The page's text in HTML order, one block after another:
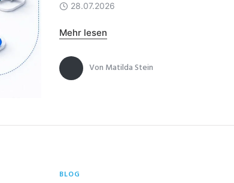
28.07.2026
Mehr lesen
Von Matilda Stein
BLOG